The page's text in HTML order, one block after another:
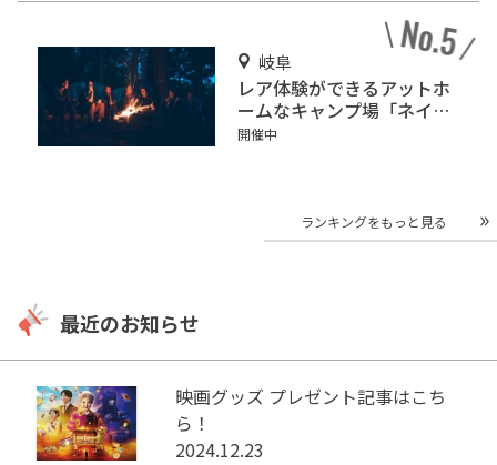
岐阜
レア体験ができるアットホ
ームなキャンプ場「ネイチ
ャーランドかみのほ」
開催中
ランキングをもっと見る
最近のお知らせ
映画グッズ プレゼント記事はこち
ら！
2024.12.23